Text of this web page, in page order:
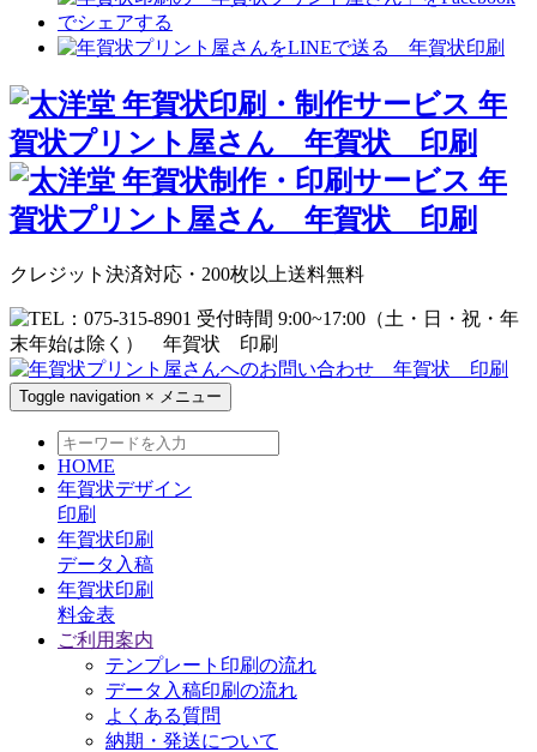
クレジット決済対応・200枚以上送料無料
Toggle navigation × メニュー
HOME
年賀状デザイン
印刷
年賀状印刷
データ入稿
年賀状印刷
料金表
ご利用案内
テンプレート印刷の流れ
データ入稿印刷の流れ
よくある質問
納期・発送について